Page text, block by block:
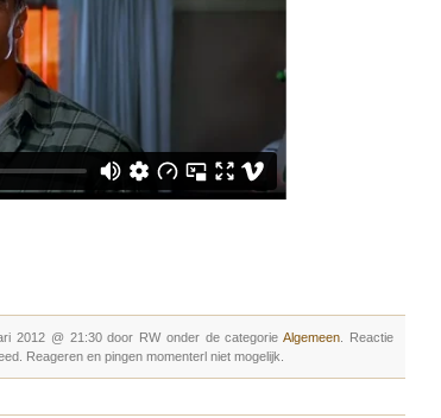
2012 @ 21:30 door RW onder de categorieAlgemeen . Reactie
Reageren en pingen momenterl niet mogelijk.